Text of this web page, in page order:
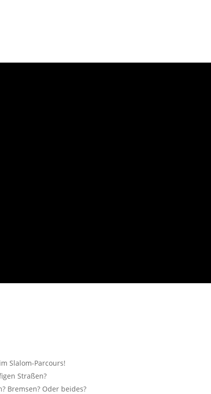
Slalom-Parcours!
Straßen?
Bremsen? Oder beides?